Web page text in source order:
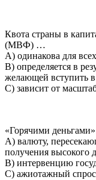
Квота страны в
(МВФ) …
A) одинакова для
B) определяется в
желающей вступить
C) зависит от
«Горячими
A) валюту,
получения высокого
B) интервенцию
C) ажиотажный